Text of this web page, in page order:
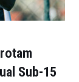
Sub-15